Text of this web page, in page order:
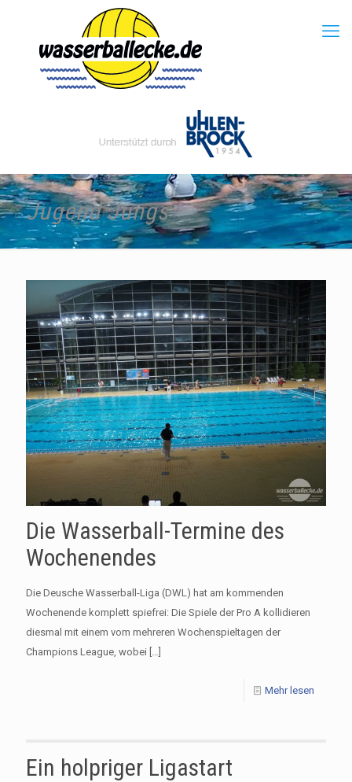
Jugend Jungs
Die Wasserball-Termine des
Wochenendes
Die Deusche Wasserball-Liga (DWL) hat am kommenden
Wochenende komplett spiefrei: Die Spiele der Pro A kollidieren
diesmal mit einem vom mehreren Wochenspieltagen der
Champions League, wobei […]
Mehr lesen
Ein holpriger Ligastart